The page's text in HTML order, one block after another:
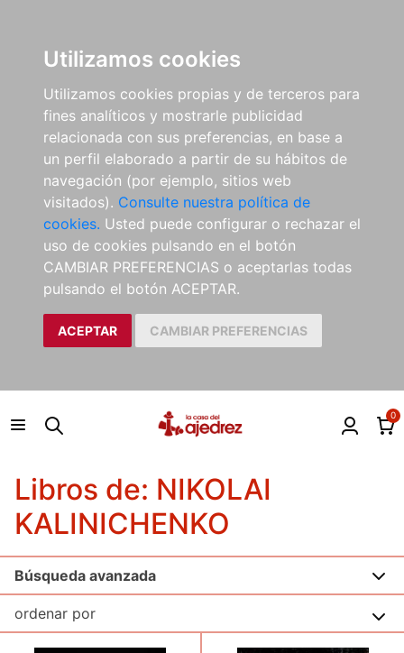
Utilizamos cookies
Utilizamos cookies propias y de terceros para
fines analíticos y mostrarle publicidad
relacionada con sus preferencias, en base a
un perfil elaborado a partir de su hábitos de
navegación (por ejemplo, sitios web
visitados). Consulte nuestra política de
cookies. Usted puede configurar o rechazar el
uso de cookies pulsando en el botón
CAMBIAR PREFERENCIAS o aceptarlas todas
pulsando el botón ACEPTAR.
ACEPTAR CAMBIAR PREFERENCIAS
0
Libros de: NIKOLAI
KALINICHENKO
Búsqueda avanzada